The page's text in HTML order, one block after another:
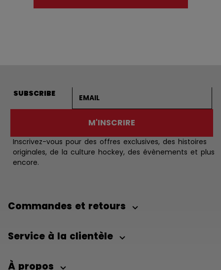
SUBSCRIBE
M'INSCRIRE
Inscrivez-vous pour des offres exclusives, des histoires
originales, de la culture hockey, des évènements et plus
encore.
Commandes et retours
Service à la clientèle
À propos